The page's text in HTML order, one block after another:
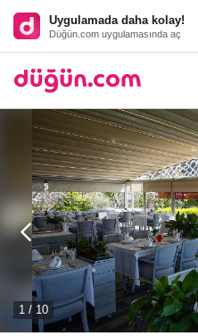
Uygulamada daha kolay!
Düğün.com uygulamasında aç
1 / 10